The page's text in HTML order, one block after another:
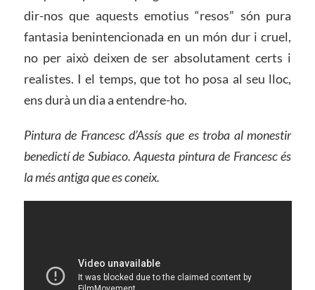
dir-nos que aquests emotius “resos” són pura
fantasia benintencionada en un món dur i cruel,
no per això deixen de ser absolutament certs i
realistes. I el temps, que tot ho posa al seu lloc,
ens durà un dia a entendre-ho.
Pintura de Francesc d’Assís que es troba al monestir
benedictí de Subiaco. Aquesta pintura de Francesc és
la més antiga que es coneix.